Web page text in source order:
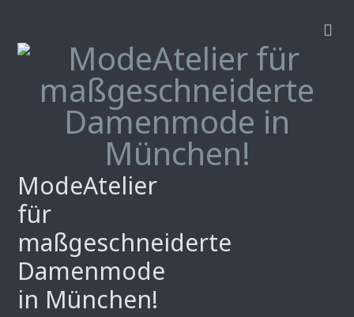
ModeAtelier
für
maßgeschneiderte
Damenmode
in München!